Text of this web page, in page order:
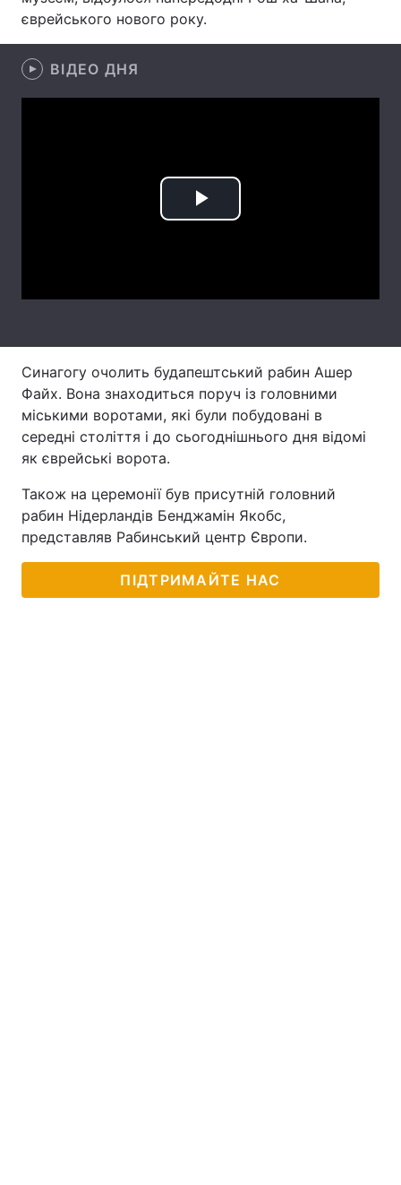
Зброя Інциденти
Статті
Архів Вакансії
Послуги
єврейського нового року.
ВІДЕО ДНЯ
Play
Синагогу очолить будапештський рабин Ашер
Файх. Вона знаходиться поруч із головними
міськими воротами, які були побудовані в
середні століття і до сьогоднішнього дня відомі
як єврейські ворота.
Також на церемонії був присутній головний
рабин Нідерландів Бенджамін Якобс,
представляв Рабинський центр Європи.
ПІДТРИМАЙТЕ НАС